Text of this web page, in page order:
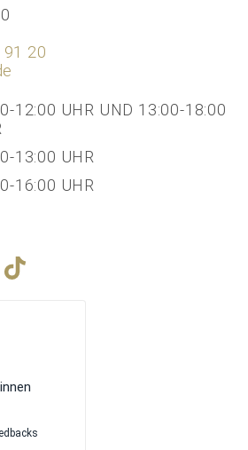
20
12:00 UHR UND 13:00-18:00
13:00 UHR
16:00 UHR